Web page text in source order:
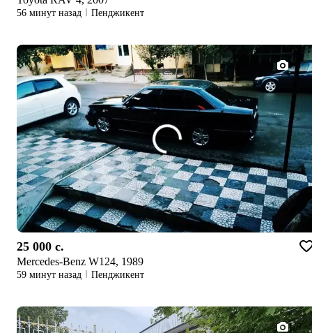
56 минут назад Пенджикент
1/8
25 000 c.
Mercedes-Benz W124, 1989
59 минут назад Пенджикент
1/6